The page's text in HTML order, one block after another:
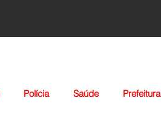
Polícia Saúde Prefeitura